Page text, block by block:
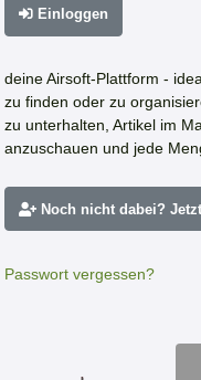
Einloggen
deine Airsoft-Plattform -
zu finden oder zu
zu unterhalten, Artikel im
anzuschauen und jede
Noch nicht dabei?
Passwort vergessen?